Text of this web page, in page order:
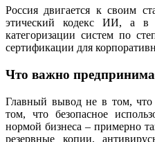
Россия двигается к своим
этический кодекс ИИ, а в
категоризации систем по
сертификации для
Что важно
Главный вывод не в том,
том, что безопасное
нормой бизнеса – примерно
резервные копии,